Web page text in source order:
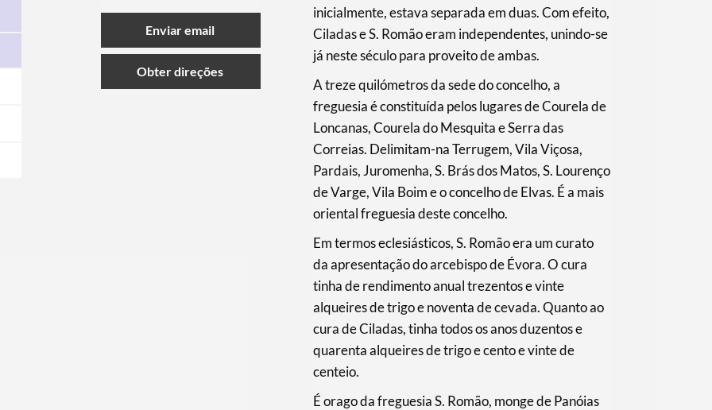
Enviar email
Obter direções
inicialmente, estava separada em duas. Com efeito,
Ciladas e S. Romão eram independentes, unindo-se
já neste século para proveito de ambas.
A treze quilómetros da sede do concelho, a
freguesia é constituída pelos lugares de Courela de
Loncanas, Courela do Mesquita e Serra das
Correias. Delimitam-na Terrugem, Vila Viçosa,
Pardais, Juromenha, S. Brás dos Matos, S. Lourenço
de Varge, Vila Boim e o concelho de Elvas. É a mais
oriental freguesia deste concelho.
Em termos eclesiásticos, S. Romão era um curato
da apresentação do arcebispo de Évora. O cura
tinha de rendimento anual trezentos e vinte
alqueires de trigo e noventa de cevada. Quanto ao
cura de Ciladas, tinha todos os anos duzentos e
quarenta alqueires de trigo e cento e vinte de
centeio.
É orago da freguesia S. Romão, monge de Panóias